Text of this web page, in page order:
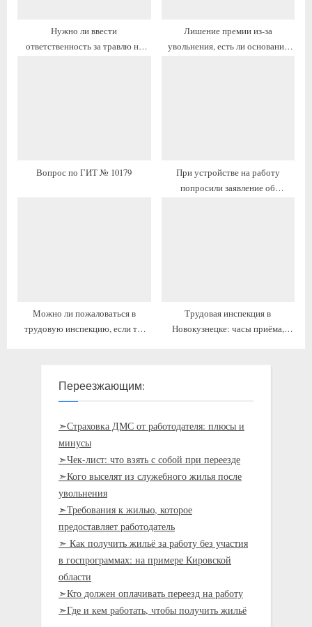
Нужно ли ввести
ответственность за травлю на
Лишение премии из-за
увольнения, есть ли основание
Вопрос по ГИТ № 10179
При устройстве на работу
попросили заявление об
Можно ли пожаловаться в
трудовую инспекцию, если ты
Трудовая инспекция в
Новокузнецке: часы приёма,
Переезжающим:
➣Страховка ДМС от работодателя: плюсы и
минусы
➣Чек-лист: что взять с собой при переезде
➣Кого выселят из служебного жилья после
увольнения
➣Требования к жилью, которое
предоставляет работодатель
➣ Как получить жильё за работу без участия
в госпрограммах: на примере Кировской
области
➣Кто должен оплачивать переезд на работу
➣Где и кем работать, чтобы получить жильё